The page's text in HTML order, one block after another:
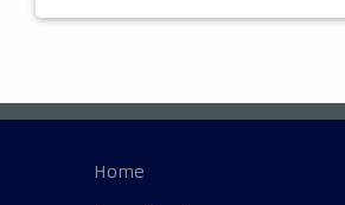
Home